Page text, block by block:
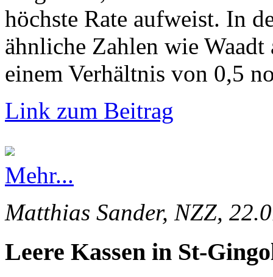
höchste Rate aufweist. In
ähnliche Zahlen wie
einem Verhältnis von 0,5
Link zum Beitrag
Mehr...
Matthias Sander, NZZ,
Leere Kassen in St-